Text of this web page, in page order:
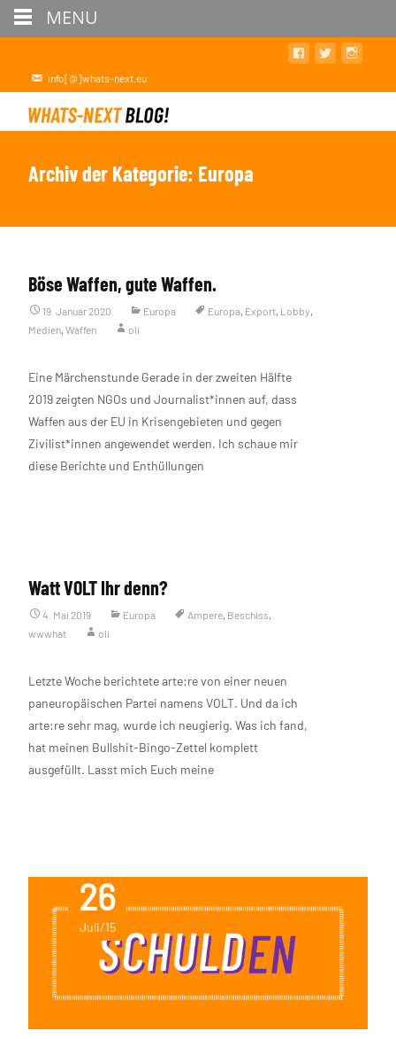
info[@]whats-next.eu
Archiv der Kategorie: Europa
Böse Waffen, gute Waffen.
19. Januar 2020 Europa Europa, Export, Lobby,
Medien, Waffen oli
Eine Märchenstunde Gerade in der zweiten Hälfte
2019 zeigten NGOs und Journalist*innen auf, dass
Waffen aus der EU in Krisengebieten und gegen
Zivilist*innen angewendet werden. Ich schaue mir
diese Berichte und Enthüllungen
Watt VOLT Ihr denn?
4. Mai 2019 Europa Ampere, Beschiss,
wwwhat
oli
Letzte Woche berichtete arte:re von einer neuen
paneuropäischen Partei namens VOLT. Und da ich
arte:re sehr mag, wurde ich neugierig. Was ich fand,
hat meinen Bullshit-Bingo-Zettel komplett
ausgefüllt. Lasst mich Euch meine
26
Juli/15
MENU